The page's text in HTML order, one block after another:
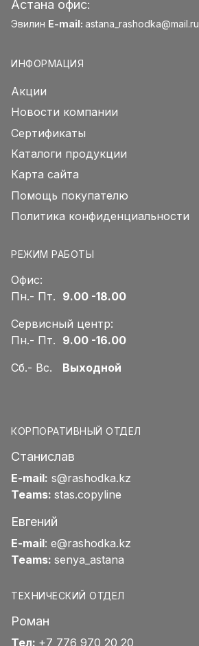
Астана офис:
Эвилин E-mail: astana_rashodka@mail.ru
ИНФОРМАЦИЯ
Акции
Новости компании
Сертификаты
Каталоги продукции
Карта сайта
Помощь покупателю
Политика конфиденциальности
РЕЖИМ РАБОТЫ
Офис:
Пн.- Пт. 9.00 -18.00
Сервисный центр:
Пн.- Пт. 9.00 -16.00
Сб.- Вс. Выходной
КОРПОРАТИВНЫЙ ОТДЕЛ
Станислав
E-mail: s@rashodka.kz
Teams: stas.copyline
Евгений
E-mail: e@rashodka.kz
Teams: senya_astana
ТЕХНИЧЕСКИЙ ОТДЕЛ
Роман
Тел: +7 776 970 20 20